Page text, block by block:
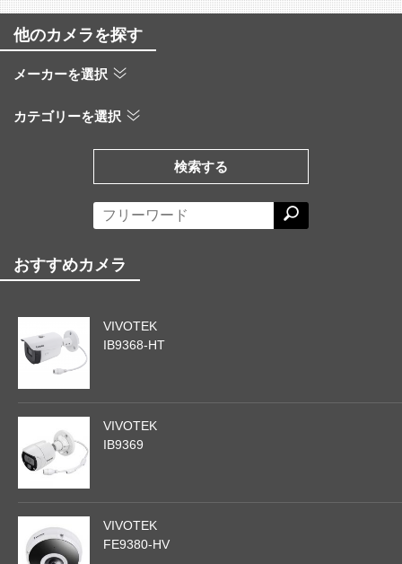
他のカメラを探す
メーカーを選択
カテゴリーを選択
検索する
おすすめカメラ
VIVOTEK
IB9368-HT
VIVOTEK
IB9369
VIVOTEK
FE9380-HV